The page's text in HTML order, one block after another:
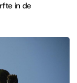
in de